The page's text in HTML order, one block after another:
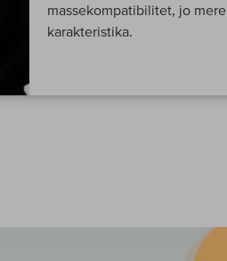
massekompatibilitet, jo
karakteristika.